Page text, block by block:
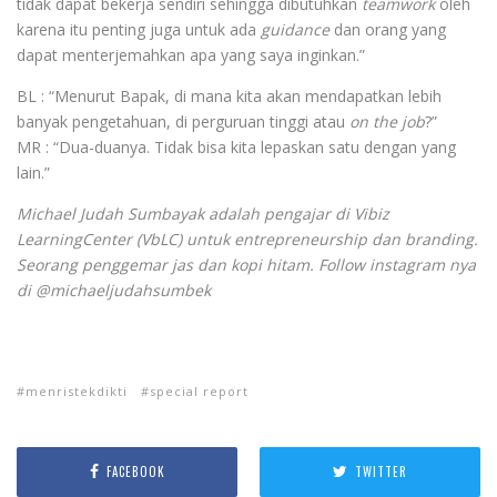
karena itu penting juga untuk ada guidancedan orang yang
dapat menterjemahkan apa yang saya inginkan.”
BL : “Menurut Bapak, di mana kita akan mendapatkan lebih
banyak pengetahuan, di perguruan tinggi atau on the job?”
MR : “Dua-duanya. Tidak bisa kita lepaskan satu dengan yang
lain.”
Michael Judah Sumbayak adalah pengajar di Vibiz
LearningCenter (VbLC) untuk entrepreneurship dan branding.
Seorang penggemar jas dan kopi hitam. Follow instagram nya
di @michaeljudahsumbek
menristekdikti special report
FACEBOOK TWITTER